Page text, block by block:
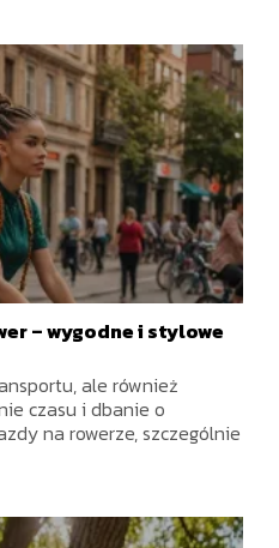
– wygodne i stylowe
ale również
czasu i dbanie o
na rowerze, szczególnie